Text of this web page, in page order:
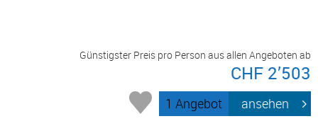
Günstigster Preis pro Person aus allen Angeboten ab
CHF 2’503
1 Angebot ansehen